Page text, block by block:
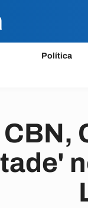
Política
CBN,